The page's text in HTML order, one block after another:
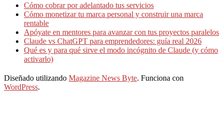
Cómo cobrar por adelantado tus servicios
Cómo monetizar tu marca personal y construir una marca
rentable
Apóyate en mentores para avanzar con tus proyectos paralelos
Claude vs ChatGPT para emprendedores: guía real 2026
Qué es y para qué sirve el modo incógnito de Claude (y cómo
activarlo)
Diseñado utilizando Magazine News Byte. Funciona con
WordPress.